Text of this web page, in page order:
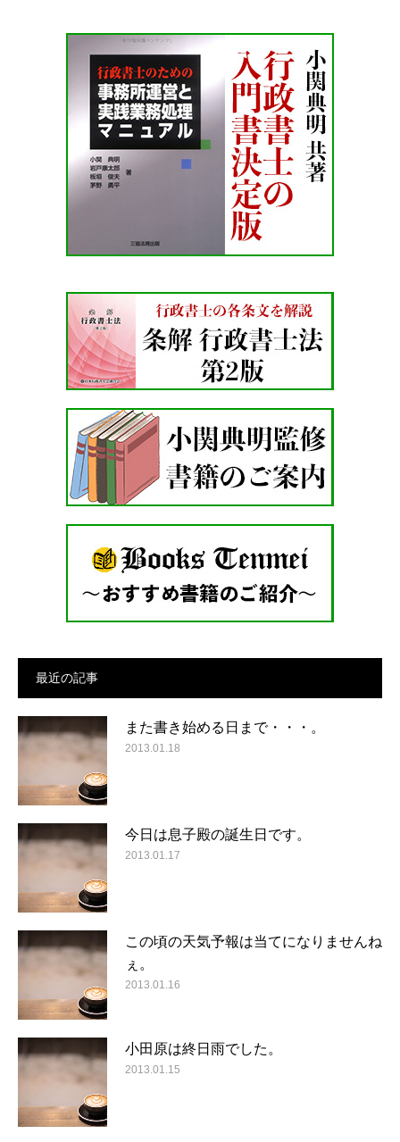
最近の記事
また書き始める日まで・・・。
2013.01.18
今日は息子殿の誕生日です。
2013.01.17
この頃の天気予報は当てになりませんね
ぇ。
2013.01.16
小田原は終日雨でした。
2013.01.15